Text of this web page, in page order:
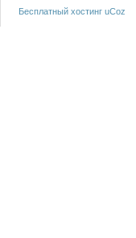
Бесплатный хостинг uCoz